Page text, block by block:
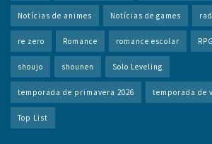
Notícias de animes Notícias de games
re zero Romance romance escolar RPG
shoujo shounen Solo Leveling
temporada de primavera 2026 temporada de
Top List